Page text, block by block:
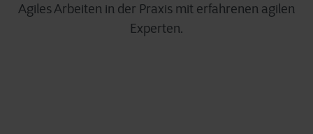
Agiles Arbeiten in der Praxis mit erfahrenen agilen
Experten.